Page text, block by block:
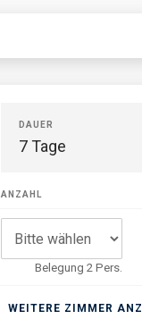
DAUER
7 Tage
ANZAHL
Belegung 2 Pers.
WEITERE ZIMMER